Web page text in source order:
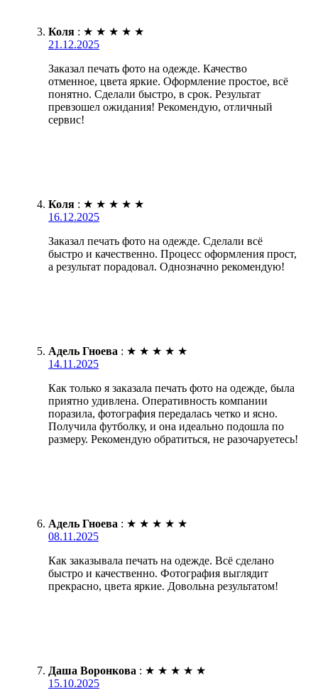
Коля : ★ ★ ★ ★ ★
21.12.2025
Заказал печать фото на одежде. Качество
отменное, цвета яркие. Оформление простое, всё
понятно. Сделали быстро, в срок. Результат
превзошел ожидания! Рекомендую, отличный
сервис!
Коля : ★ ★ ★ ★ ★
16.12.2025
Заказал печать фото на одежде. Сделали всё
быстро и качественно. Процесс оформления прост,
а результат порадовал. Однозначно рекомендую!
Адель Гноева : ★ ★ ★ ★ ★
14.11.2025
Как только я заказала печать фото на одежде, была
приятно удивлена. Оперативность компании
поразила, фотография передалась четко и ясно.
Получила футболку, и она идеально подошла по
размеру. Рекомендую обратиться, не разочаруетесь!
Адель Гноева : ★ ★ ★ ★ ★
08.11.2025
Как заказывала печать на одежде. Всё сделано
быстро и качественно. Фотография выглядит
прекрасно, цвета яркие. Довольна результатом!
Даша Воронкова : ★ ★ ★ ★ ★
15.10.2025